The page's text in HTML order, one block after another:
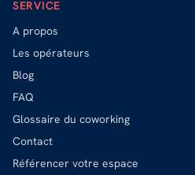
SERVICE
A propos
Les opérateurs
Blog
FAQ
Glossaire du coworking
Contact
Référencer votre espace